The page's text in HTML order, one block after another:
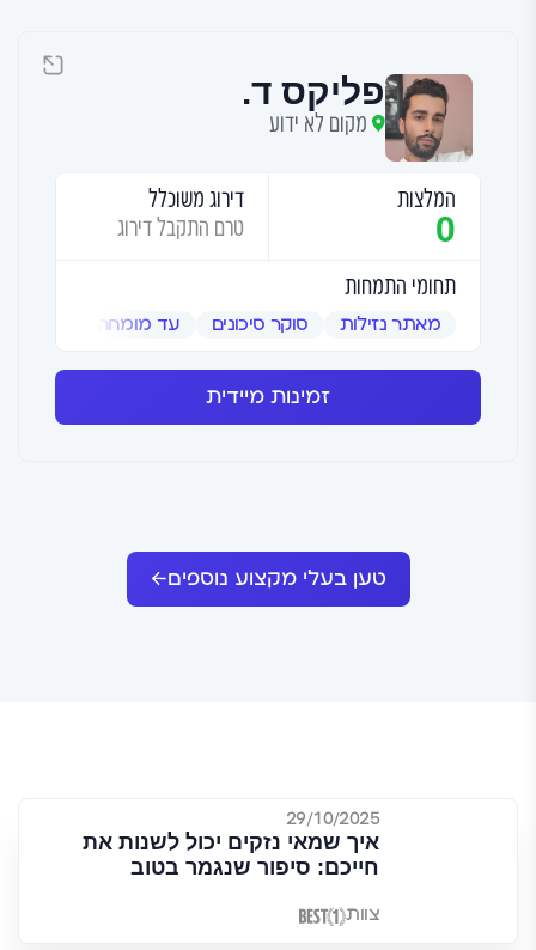
פליקס ד.
מקום לא ידוע
המלצות
0
דירוג משוכלל
טרם התקבל דירוג
תחומי התמחות
מאתר נזילות סוקר סיכונים עד מומחה
זמינות מיידית
טען בעלי מקצוע נוספים
29/10/2025
איך שמאי נזקים יכול לשנות את
חייכם: סיפור שנגמר בטוב
צוות